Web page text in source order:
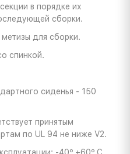
в порядке их
сборки.
для сборки.
спинкой.
сиденья - 150
принятым
по UL 94 не ниже V2.